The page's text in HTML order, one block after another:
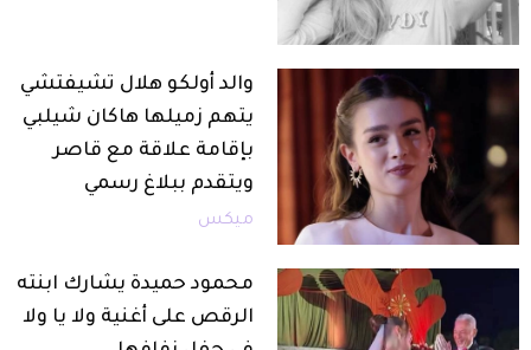
والد أولكو هلال تشيفتشي
يتهم زميلها هاكان شيلبي
بإقامة علاقة مع قاصر
ويتقدم ببلاغ رسمي
ميكس
محمود حميدة يشارك ابنته
الرقص على أغنية ولا يا ولا